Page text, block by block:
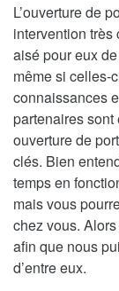
L’ouverture de
intervention très
aisé pour eux
même si celles-
connaissances
partenaires
ouverture de
clés. Bien
temps en
mais vous
chez vous.
afin que nous
d’entre eux.